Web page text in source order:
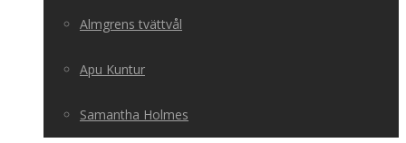
Almgrens tvättvål
Apu Kuntur
Samantha Holmes